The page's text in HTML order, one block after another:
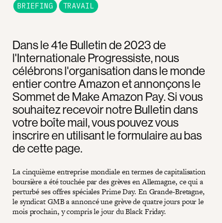
Dans le 41e Bulletin de 2023 de
l'Internationale Progressiste, nous
célébrons l'organisation dans le monde
entier contre Amazon et annonçons le
Sommet de Make Amazon Pay. Si vous
souhaitez recevoir notre Bulletin dans
votre boîte mail, vous pouvez vous
inscrire en utilisant le formulaire au bas
de cette page.
La cinquième entreprise mondiale en termes de capitalisation
boursière a été touchée par des grèves en Allemagne, ce qui a
perturbé ses offres spéciales Prime Day. En Grande-Bretagne,
le syndicat GMB a annoncé une grève de quatre jours pour le
mois prochain, y compris le jour du Black Friday.
BRIEFING TRAVAIL